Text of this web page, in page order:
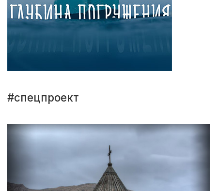
#спецпроект